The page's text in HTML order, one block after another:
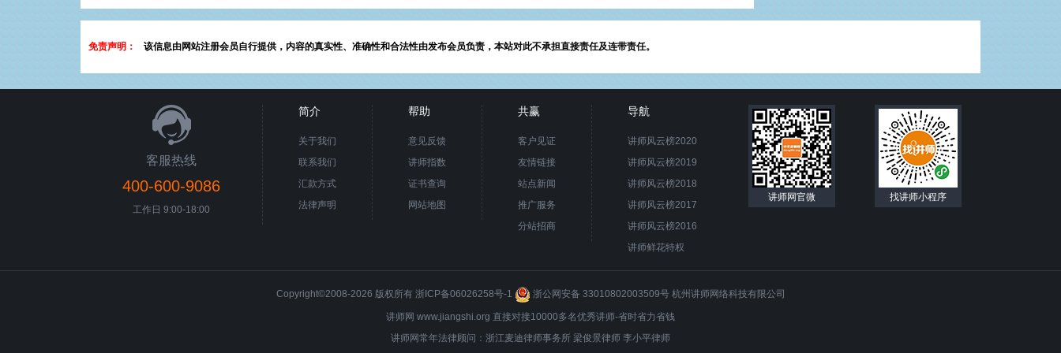
免责声明： 该信息由网站注册会员自行提供，内容的真实性、准确性和合法性由发布会员负责，本站对此不承担直接责任及连带责任。
客服热线
400-600-9086
工作日 9:00-18:00
简介
关于我们
联系我们
汇款方式
法律声明
帮助
意见反馈
讲师指数
证书查询
网站地图
共赢
客户见证
友情链接
站点新闻
推广服务
分站招商
导航
讲师风云榜2020
讲师风云榜2019
讲师风云榜2018
讲师风云榜2017
讲师风云榜2016
讲师鲜花特权
讲师网官微 找讲师小程序
Copyright©2008-2026 版权所有 浙ICP备06026258号-1 浙公网安备 33010802003509号 杭州讲师网络科技有限公司
讲师网 www.jiangshi.org 直接对接10000多名优秀讲师-省时省力省钱
讲师网常年法律顾问：浙江麦迪律师事务所 梁俊景律师 李小平律师